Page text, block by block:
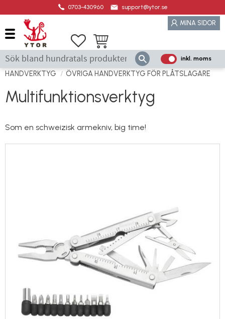
0703-430960 support@ytor.se
MINA SIDOR
Favoriter
Kundvagn
P
ri
inkl. moms
HANDVERKTYG ÖVRIGA HANDVERKTYG FÖR PLÅTSLAGARE
Multifunktionsverktyg
Som en schweizisk armekniv, big time!